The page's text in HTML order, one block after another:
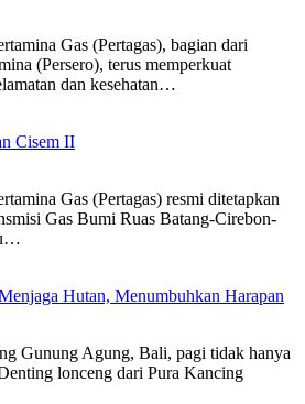
Gas (Pertagas), bagian dari
(Persero), terus memperkuat
dan kesehatan…
Cisem II
Gas (Pertagas) resmi ditetapkan
Gas Bumi Ruas Batang-Cirebon-
Hutan, Menumbuhkan Harapan
Gunung Agung, Bali, pagi tidak hanya
lonceng dari Pura Kancing